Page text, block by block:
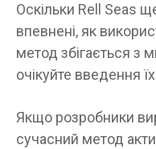
Оскільки Rell Seas
впевнені, як
метод збігається з
очікуйте введення
Якщо розробники
сучасний метод